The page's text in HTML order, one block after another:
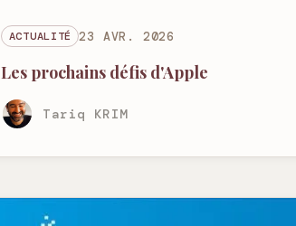
ACTUALITÉ 23 AVR. 2026
Les prochains défis d'Apple
Tariq KRIM